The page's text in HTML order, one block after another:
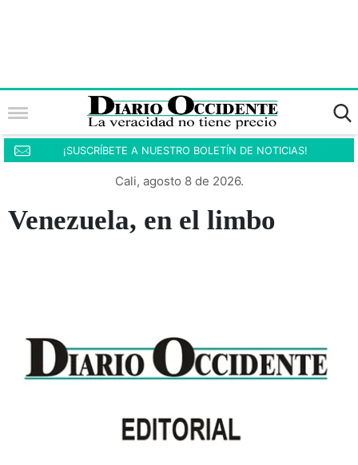
¡SUSCRÍBETE A NUESTRO BOLETÍN DE NOTICIAS!
Cali, agosto 8 de 2026.
Venezuela, en el limbo